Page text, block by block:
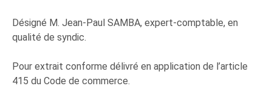
Désigné M. Jean-Paul SAMBA, expert-comptable, en
qualité de syndic.
Pour extrait conforme délivré en application de l’article
415 du Code de commerce.